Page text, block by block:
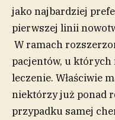
jako najbardziej
pierwszej linii
W ramach
pacjentów, u których
leczenie. Właściwie
niektórzy już ponad
przypadku samej